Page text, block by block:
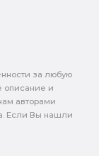
за любую
описание и
авторами
Если Вы нашли